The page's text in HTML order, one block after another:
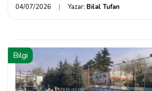
04/07/2026 Yazar: Bilal Tufan
Bilgi